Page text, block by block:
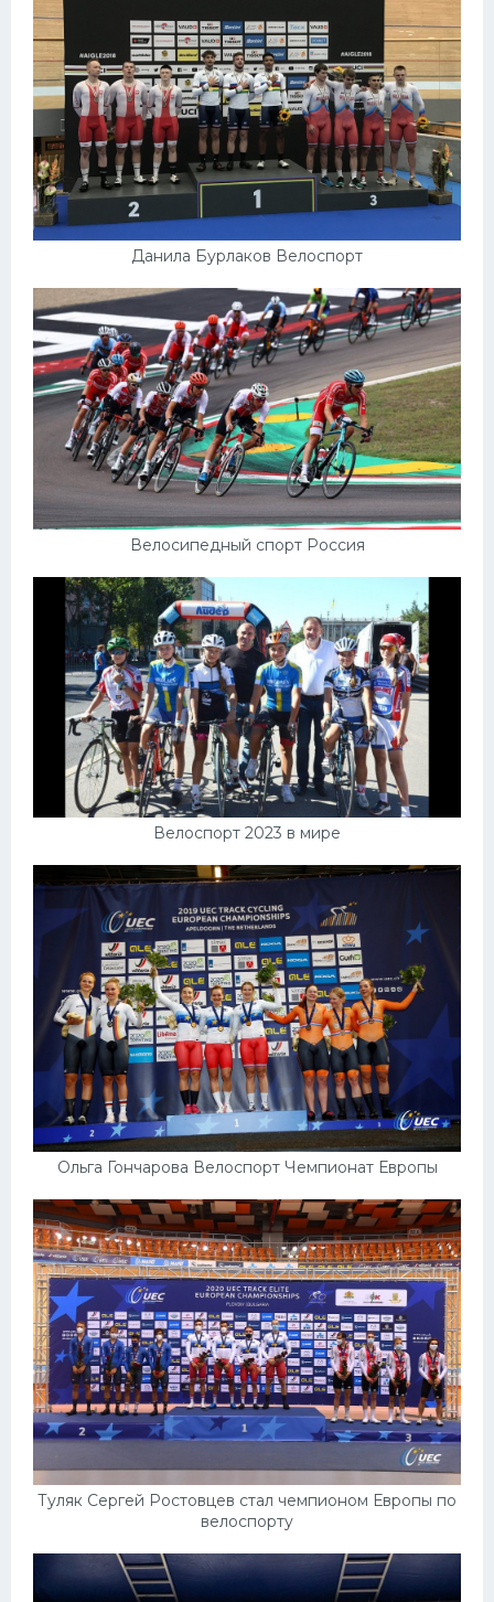
Данила Бурлаков Велоспорт
Велосипедный спорт Россия
Велоспорт 2023 в мире
Ольга Гончарова Велоспорт Чемпионат Европы
Туляк Сергей Ростовцев стал чемпионом Европы по
велоспорту